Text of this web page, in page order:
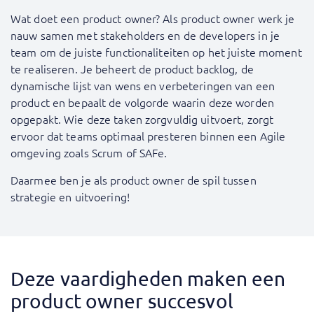
Wat doet een product owner? Als product owner werk je
nauw samen met stakeholders en de developers in je
team om de juiste functionaliteiten op het juiste moment
te realiseren. Je beheert de product backlog, de
dynamische lijst van wens en verbeteringen van een
product en bepaalt de volgorde waarin deze worden
opgepakt. Wie deze taken zorgvuldig uitvoert, zorgt
ervoor dat teams optimaal presteren binnen een Agile
omgeving zoals Scrum of SAFe.
Daarmee ben je als product owner de spil tussen
strategie en uitvoering!
Deze vaardigheden maken een
product owner succesvol